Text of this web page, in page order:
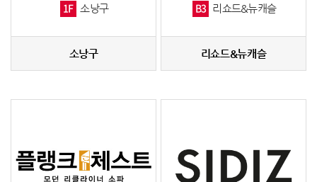
1F 소낭구
소낭구
B3 리쇼드&뉴캐슬
리쇼드&뉴캐슬